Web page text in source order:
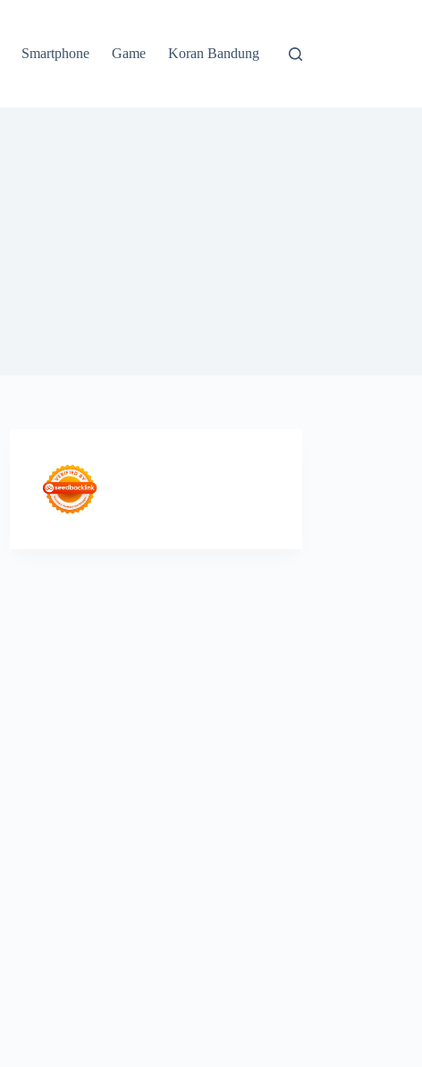
Smartphone Game Koran Bandung